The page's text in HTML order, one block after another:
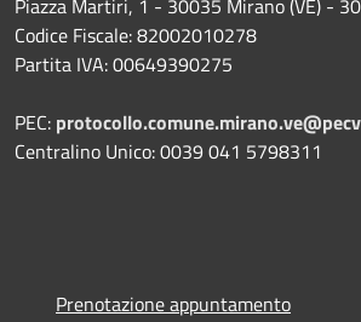
Piazza Martiri, 1 - 30035 Mirano (VE) -
Codice Fiscale: 82002010278
Partita IVA: 00649390275
PEC:
Centralino Unico: 0039 041 5798311
Prenotazione appuntamento